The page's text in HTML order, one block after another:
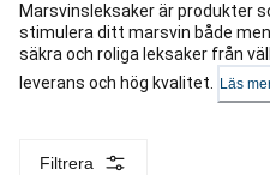
Marsvinsleksaker är produkter
stimulera ditt marsvin både
säkra och roliga leksaker från
leverans och hög kvalitet.
Läs
Filtrera